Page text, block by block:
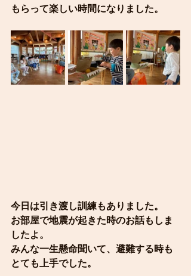
もらって楽しい時間になりました。
今日は引き渡し訓練もありました。
お部屋で地震が起きた時のお話もしま
したよ。
みんな一生懸命聞いて、避難する時も
とても上手でした。